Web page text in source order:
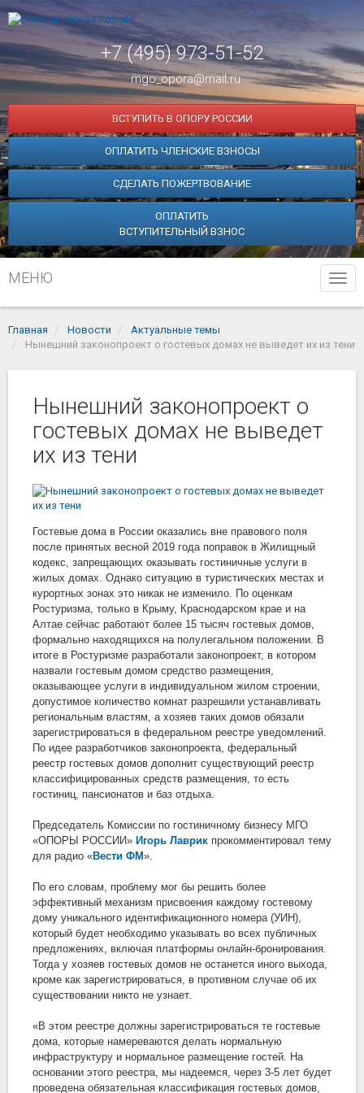
+7 (495) 973-51-52
mgo_opora@mail.ru
ВСТУПИТЬ В ОПОРУ РОССИИ
ОПЛАТИТЬ ЧЛЕНСКИЕ ВЗНОСЫ
СДЕЛАТЬ ПОЖЕРТВОВАНИЕ
ОПЛАТИТЬ
ВСТУПИТЕЛЬНЫЙ ВЗНОС
МЕНЮ
Главная Новости
Актуальные темы
Нынешний законопроект о гостевых домах не выведет их из тени
Нынешний законопроект о
гостевых домах не выведет
их из тени
Гостевые дома в России оказались вне правового поля
после принятых весной 2019 года поправок в Жилищный
кодекс, запрещающих оказывать гостиничные услуги в
жилых домах. Однако ситуацию в туристических местах и
курортных зонах это никак не изменило. По оценкам
Ростуризма, только в Крыму, Краснодарском крае и на
Алтае сейчас работают более 15 тысяч гостевых домов,
формально находящихся на полулегальном положении. В
итоге в Ростуризме разработали законопроект, в котором
назвали гостевым домом средство размещения,
оказывающее услуги в индивидуальном жилом строении,
допустимое количество комнат разрешили устанавливать
региональным властям, а хозяев таких домов обязали
зарегистрироваться в федеральном реестре уведомлений.
По идее разработчиков законопроекта, федеральный
реестр гостевых домов дополнит существующий реестр
классифицированных средств размещения, то есть
гостиниц, пансионатов и баз отдыха.
Председатель Комиссии по гостиничному бизнесу МГО
«ОПОРЫ РОССИИ» Игорь Лаврик прокомментировал тему
для радио «Вести ФМ».
По его словам, проблему мог бы решить более
эффективный механизм присвоения каждому гостевому
дому уникального идентификационного номера (УИН),
который будет необходимо указывать во всех публичных
предложениях, включая платформы онлайн-бронирования.
Тогда у хозяев гостевых домов не останется иного выхода,
кроме как зарегистрироваться, в противном случае об их
существовании никто не узнает.
«В этом реестре должны зарегистрироваться те гостевые
дома, которые намереваются делать нормальную
инфраструктуру и нормальное размещение гостей. На
основании этого реестра, мы надеемся, через 3-5 лет будет
проведена обязательная классификация гостевых домов,